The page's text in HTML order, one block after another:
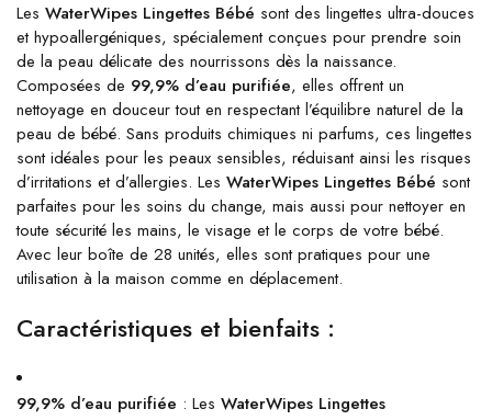
Les WaterWipes Lingettes Bébé sont des lingettes ultra-douces
et hypoallergéniques, spécialement conçues pour prendre soin
de la peau délicate des nourrissons dès la naissance.
Composées de 99,9% d’eau purifiée, elles offrent un
nettoyage en douceur tout en respectant l’équilibre naturel de la
peau de bébé. Sans produits chimiques ni parfums, ces lingettes
sont idéales pour les peaux sensibles, réduisant ainsi les risques
d’irritations et d’allergies. Les WaterWipes Lingettes Bébé sont
parfaites pour les soins du change, mais aussi pour nettoyer en
toute sécurité les mains, le visage et le corps de votre bébé.
Avec leur boîte de 28 unités, elles sont pratiques pour une
utilisation à la maison comme en déplacement.
Caractéristiques et bienfaits :
99,9% d’eau purifiée : Les WaterWipes Lingettes